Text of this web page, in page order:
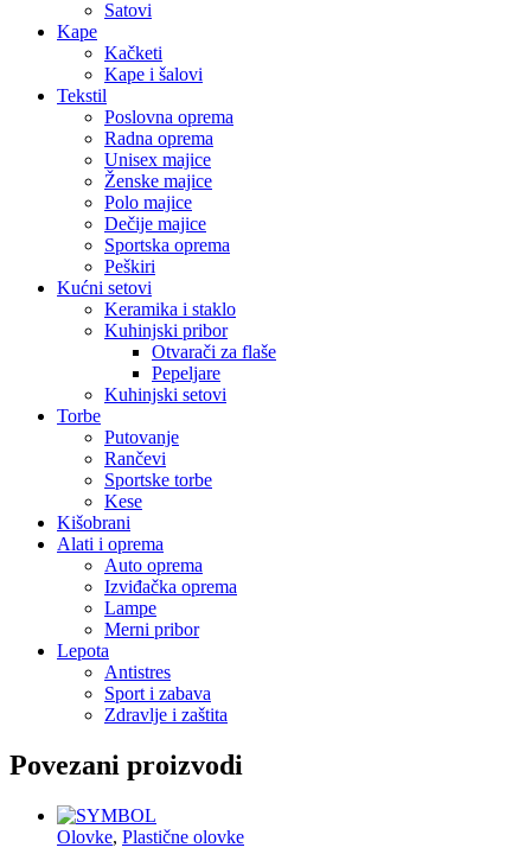
Satovi
Kape
Kačketi
Kape i šalovi
Tekstil
Poslovna oprema
Radna oprema
Unisex majice
Ženske majice
Polo majice
Dečije majice
Sportska oprema
Peškiri
Kućni setovi
Keramika i staklo
Kuhinjski pribor
Otvarači za flaše
Pepeljare
Kuhinjski setovi
Torbe
Putovanje
Rančevi
Sportske torbe
Kese
Kišobrani
Alati i oprema
Auto oprema
Izviđačka oprema
Lampe
Merni pribor
Lepota
Antistres
Sport i zabava
Zdravlje i zaštita
Povezani proizvodi
Olovke, Plastične olovke